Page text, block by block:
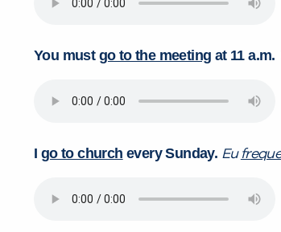
You must go to the meeting at 11 a.m.
I go to church every Sunday. Eu